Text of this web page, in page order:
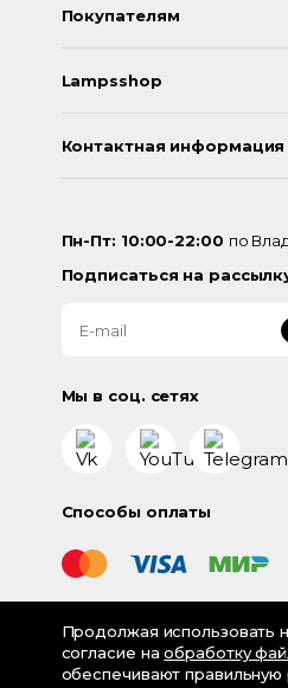
Покупателям
Lampsshop
Контактная информация
Пн-Пт: 10:00-22:00 по
Подписаться на
Мы в соц. сетях
Способы оплаты
©2026«LampsShop» -
светильников
Продолжая использовать
согласие наобработку
обеспечивают правильную